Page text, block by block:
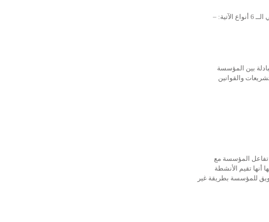
–
بين المؤسسة
والقوانين
تفاعل المؤسسة مع
أنها تقيم الأنشطة
للمؤسسة بطريقة غير